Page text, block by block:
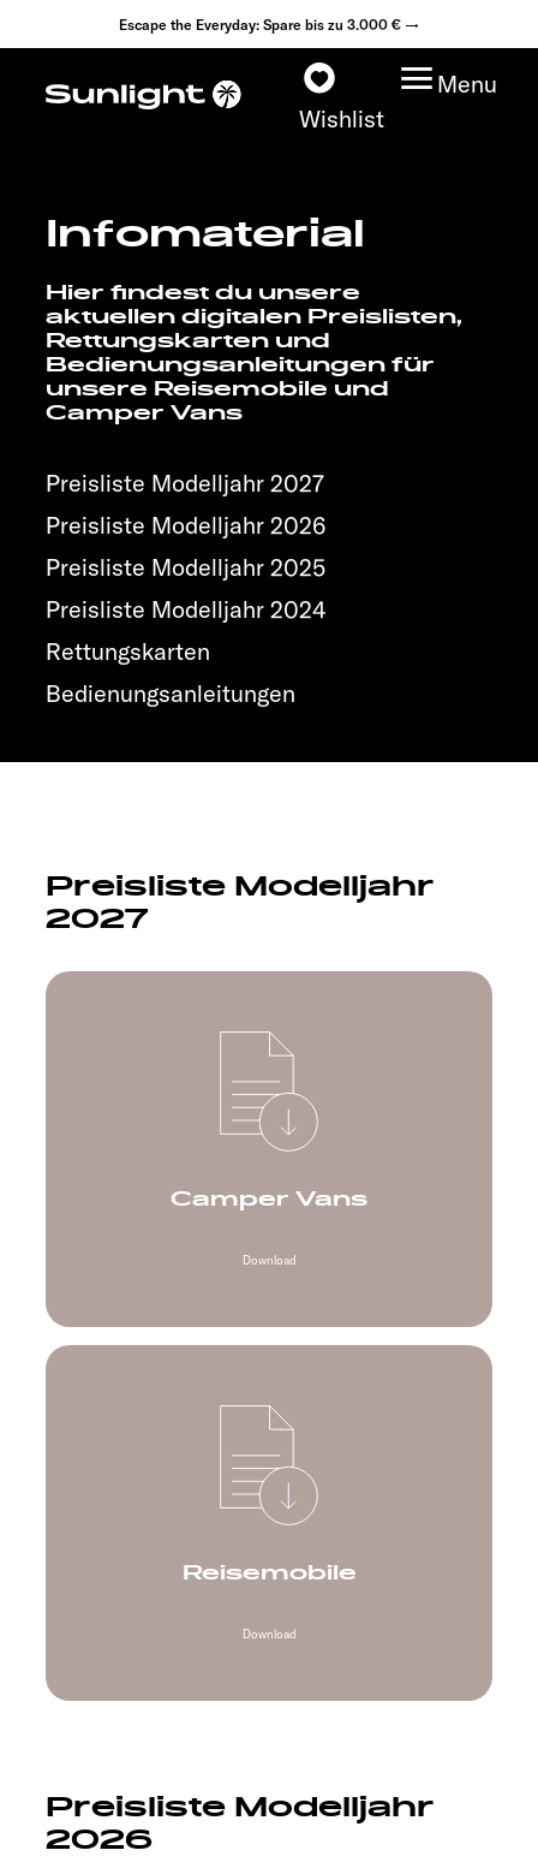
Escape the Everyday: Spare bis zu 3.000 € →
Wishlist
Menu
Modelle
Konfigurator
Fahrzeugfinder
Händlersuche
Explore
Service
Infomaterial
Hier findest du unsere
aktuellen digitalen Preislisten,
Rettungskarten und
Bedienungsanleitungen für
unsere Reisemobile und
Camper Vans
Preisliste Modelljahr 2027
Preisliste Modelljahr 2026
Preisliste Modelljahr 2025
Preisliste Modelljahr 2024
Rettungskarten
Bedienungsanleitungen
Preisliste Modelljahr
2027
Camper Vans
Download
Reisemobile
Download
Preisliste Modelljahr
2026